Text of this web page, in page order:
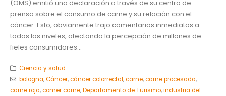
(OMS) emitió una declaración a través de su centro de
prensa sobre el consumo de carne y su relación con el
cáncer. Esto, obviamente trajo comentarios inmediatos a
todos los niveles, afectando la percepción de millones de
fieles consumidores...
Ciencia y salud
bologna,Cáncer,cáncer colorrectal,carne,carne procesada,
carne roja,comer carne,Departamento de Turismo,industria del